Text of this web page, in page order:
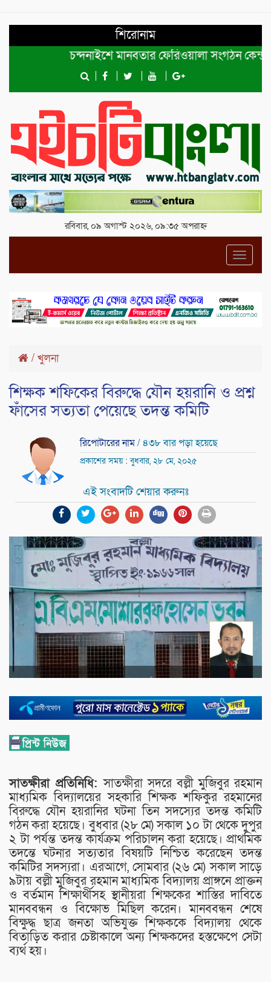
শিরোনাম
চন্দনাইশে মানবতার ফেরিওয়ালা সংগঠন কেন্দ্রীয়
রবিবার, ০৯ অগাস্ট ২০২৬, ০৯:৩৫ অপরাহ্ন
/ খুলনা
শিক্ষক শফিকের বিরুদ্ধে যৌন হয়রানি ও প্রশ্ন
ফাঁসের সত্যতা পেয়েছে তদন্ত কমিটি
রিপোটারের নাম/ ৪৩৮ বার পড়া হয়েছে
প্রকাশের সময় : বুধবার, ২৮ মে, ২০২৫
এই সংবাদটি শেয়ার করুনঃ
সাতক্ষীরা প্রতিনিধি:সাতক্ষীরা সদরে বল্লী মুজিবুর রহমান
মাধ্যমিক বিদ্যালয়ের সহকারি শিক্ষক শফিকুর রহমানের
বিরুদ্ধে যৌন হয়রানির ঘটনা তিন সদস্যের তদন্ত কমিটি
গঠন করা হয়েছে। বুধবার (২৮ মে) সকাল ১০ টা থেকে দুপুর
২ টা পর্যন্ত তদন্ত কার্যক্রম পরিচালন করা হয়েছে। প্রাথমিক
তদন্তে ঘটনার সত্যতার বিষয়টি নিশ্চিত করেছেন তদন্ত
কমিটির সদস্যরা। এরআগে, সোমবার (২৬ মে) সকাল সাড়ে
৯টায় বল্লী মুজিবুর রহমান মাধ্যমিক বিদ্যালয় প্রাঙ্গনে প্রাক্তন
ও বর্তমান শিক্ষার্থীসহ স্থানীয়রা শিক্ষকের শাস্তির দাবিতে
মানববন্ধন ও বিক্ষোভ মিছিল করেন। মানববন্ধন শেষে
বিক্ষুদ্ধ ছাত্র জনতা অভিযুক্ত শিক্ষককে বিদ্যালয় থেকে
বিতাড়িত করার চেষ্টাকালে অন্য শিক্ষকদের হস্তক্ষেপে সেটা
ব্যর্থ হয়।